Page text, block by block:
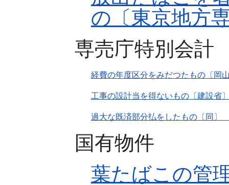
の〔東京地方
専売庁特別会
経費の年度区分をみだつたもの〔岡
工事の設計当を得ないもの〔建設省
過大な既済部分払をしたもの〔同〕
国有物件
葉たばこの管